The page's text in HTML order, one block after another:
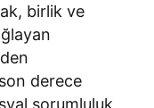
birlik ve
derece
sorumluluk